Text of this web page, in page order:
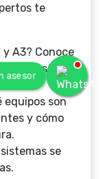
te
A3? Conoce
entre estos
equipos son
y cómo
se
asesor